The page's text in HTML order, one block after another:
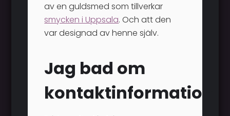
av en guldsmed som tillverkar
smycken i Uppsala. Och att den
var designad av henne själv.
Jag bad om
kontaktinformation